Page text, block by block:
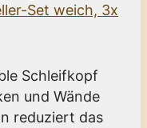
Set weich, 3x
Schleifkopf
und Wände
reduziert das